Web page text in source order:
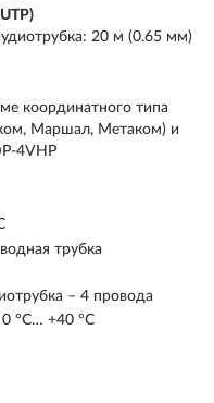
20 м (0.65 мм)
координатного типа
Маршал, Метаком) и
4VHP
трубка
– 4 провода
0 ºС… +40 ºС